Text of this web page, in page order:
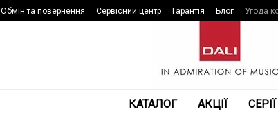
Обмін та повернення Сервісний центр Гарантія Блог Угода
КАТАЛОГ АКЦІЇ СЕРІЇ